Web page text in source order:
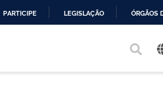
PARTICIPE LEGISLAÇÃO ÓRGÃOS